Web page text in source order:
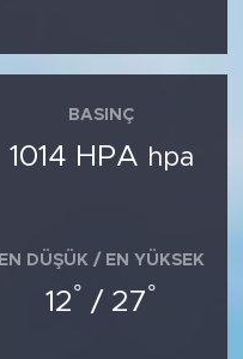
BASINÇ
1014 HPA hpa
EN DÜŞÜK / EN YÜKSEK
12° / 27°